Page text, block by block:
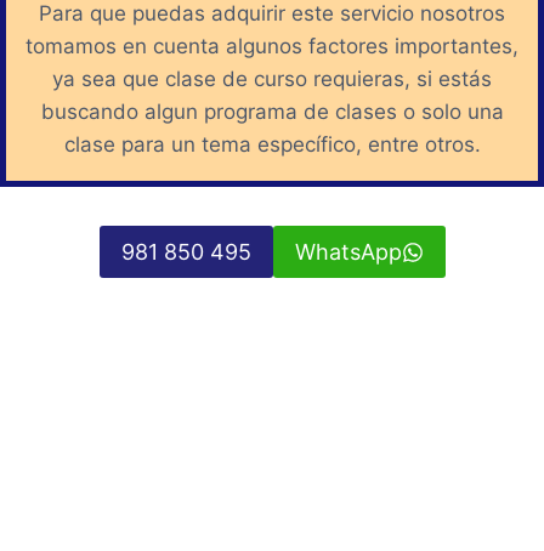
Para que puedas adquirir este servicio nosotros
tomamos en cuenta algunos factores importantes,
ya sea que clase de curso requieras, si estás
buscando algun programa de clases o solo una
clase para un tema específico, entre otros.
981 850 495 WhatsApp